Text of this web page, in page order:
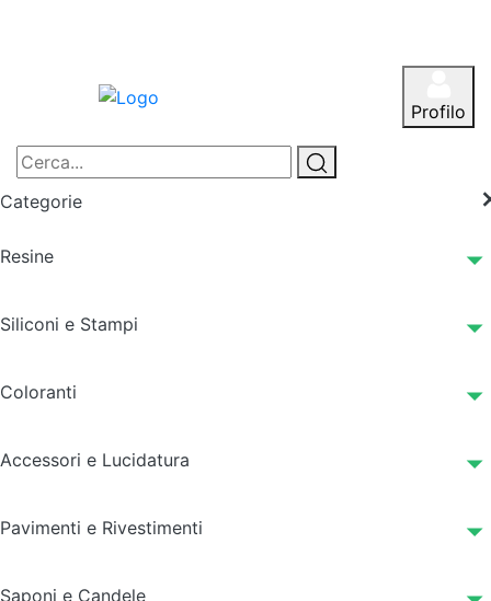
Profilo
Categorie
Resine
Siliconi e Stampi
Coloranti
Accessori e Lucidatura
Pavimenti e Rivestimenti
Saponi e Candele